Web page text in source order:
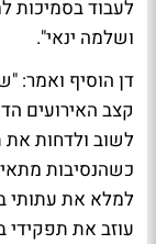
לעבוד בסמיכות
ושלמה ינאי".
דן הוסיף ואמר:
קצב האירועים
לשוב ולדחות את
כשהנסיבות
למלא את עתותי
עוזב את תפקידי